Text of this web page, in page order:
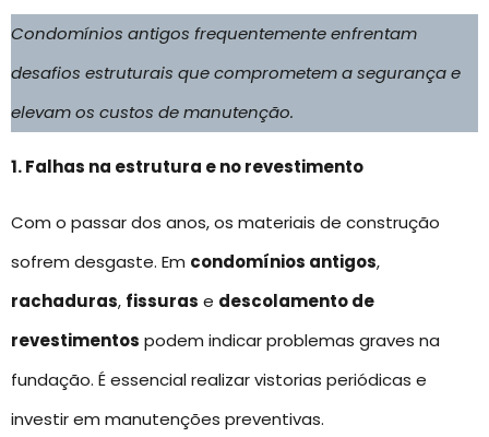
Condomínios antigos frequentemente enfrentam
desafios estruturais que comprometem a segurança e
elevam os custos de manutenção.
1. Falhas na estrutura e no revestimento
Com o passar dos anos, os materiais de construção
sofrem desgaste. Em condomínios antigos,
rachaduras, fissuras e descolamento de
revestimentos podem indicar problemas graves na
fundação. É essencial realizar vistorias periódicas e
investir em manutenções preventivas.